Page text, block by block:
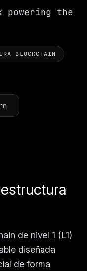
powering the
BLOCKCHAIN
de nivel 1 (L1)
diseñada
de forma